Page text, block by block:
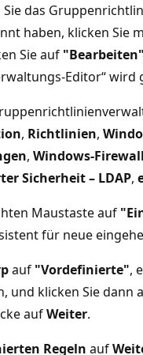
das
haben, klicken Sie
Sie auf "Bearbeiten"
Editor“ wird
, Richtlinien,
, Windows-
Sicherheit – LDAP,
Maustaste auf
für neue
auf "Vordefinierte",
und klicken Sie dann
aufWeiter.
Regeln auf